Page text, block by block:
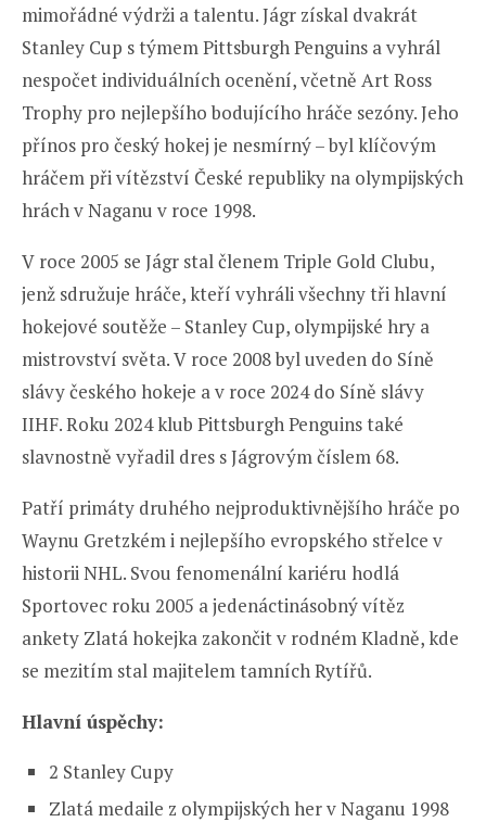
mimořádné výdrži a talentu. Jágr získal dvakrát
Stanley Cup s týmem Pittsburgh Penguins a vyhrál
nespočet individuálních ocenění, včetně Art Ross
Trophy pro nejlepšího bodujícího hráče sezóny. Jeho
přínos pro český hokej je nesmírný – byl klíčovým
hráčem při vítězství České republiky na olympijských
hrách v Naganu v roce 1998.
V roce 2005 se Jágr stal členem Triple Gold Clubu,
jenž sdružuje hráče, kteří vyhráli všechny tři hlavní
hokejové soutěže – Stanley Cup, olympijské hry a
mistrovství světa. V roce 2008 byl uveden do Síně
slávy českého hokeje a v roce 2024 do Síně slávy
IIHF. Roku 2024 klub Pittsburgh Penguins také
slavnostně vyřadil dres s Jágrovým číslem 68.
Patří primáty druhého nejproduktivnějšího hráče po
Waynu Gretzkém i nejlepšího evropského střelce v
historii NHL. Svou fenomenální kariéru hodlá
Sportovec roku 2005 a jedenáctinásobný vítěz
ankety Zlatá hokejka zakončit v rodném Kladně, kde
se mezitím stal majitelem tamních Rytířů.
Hlavní úspěchy:
2 Stanley Cupy
Zlatá medaile z olympijských her v Naganu 1998